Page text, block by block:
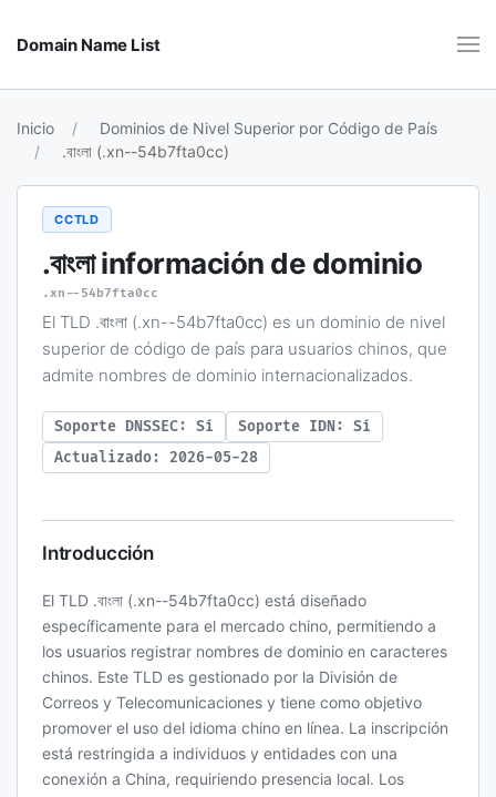
Domain Name List
Inicio
Dominios de Nivel Superior por Código de País
.বাংলা (.xn--54b7fta0cc)
CCTLD
.বাংলা información de dominio
.xn--54b7fta0cc
El TLD .বাংলা (.xn--54b7fta0cc) es un dominio de nivel
superior de código de país para usuarios chinos, que
admite nombres de dominio internacionalizados.
Soporte DNSSEC: Sí
Soporte IDN: Sí
Actualizado: 2026-05-28
Introducción
El TLD .বাংলা (.xn--54b7fta0cc) está diseñado
específicamente para el mercado chino, permitiendo a
los usuarios registrar nombres de dominio en caracteres
chinos. Este TLD es gestionado por la División de
Correos y Telecomunicaciones y tiene como objetivo
promover el uso del idioma chino en línea. La inscripción
está restringida a individuos y entidades con una
conexión a China, requiriendo presencia local. Los